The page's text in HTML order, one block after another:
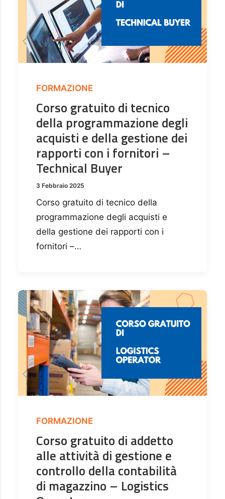
FORMAZIONE
Corso gratuito di tecnico
della programmazione degli
acquisti e della gestione dei
rapporti con i fornitori –
Technical Buyer
3 Febbraio 2025
Corso gratuito di tecnico della
programmazione degli acquisti e
della gestione dei rapporti con i
fornitori –…
FORMAZIONE
Corso gratuito di addetto
alle attività di gestione e
controllo della contabilità
di magazzino – Logistics